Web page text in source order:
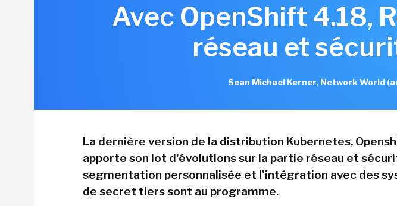
Avec OpenShift 4.18,
réseau et
Sean Michael Kerner, Network World
La dernière version de la distribution Kubernetes,
apporte son lot d'évolutions sur la partie réseau et
segmentation personnalisée et l'intégration avec des
de secret tiers sont au programme.